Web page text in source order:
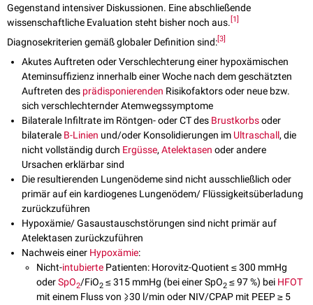
Gegenstand intensiver Diskussionen. Eine abschließende
wissenschaftliche Evaluation steht bisher noch aus. 1
Diagnosekriterien gemäß globaler Definition sind: 3
Akutes Auftreten oder Verschlechterung einer hypoxämischen
Ateminsuffizienz innerhalb einer Woche nach dem geschätzten
Auftreten des prädisponierenden Risikofaktors oder neue bzw.
sich verschlechternder Atemwegssymptome
Bilaterale Infiltrate im Röntgen- oder CT des Brustkorbsoder
bilaterale B-Linien und/oder Konsolidierungen im Ultraschall, die
nicht vollständig durch Ergüsse, Atelektasen oder andere
Ursachen erklärbar sind
Die resultierenden Lungenödeme sind nicht ausschließlich oder
primär auf ein kardiogenes Lungenödem/ Flüssigkeitsüberladung
zurückzuführen
Hypoxämie/ Gasaustauschstörungen sind nicht primär auf
Atelektasen zurückzuführen
Nachweis einer Hypoxämie:
Nicht-intubierte Patienten: Horovitz-Quotient ≤ 300 mmHg
oderSpO2/FiO2 ≤ 315 mmHg (bei einer SpO2 ≤ 97 %) bei HFOT
mit einem Fluss von ⩾30 l/min oder NIV/CPAP mit PEEP ≥ 5